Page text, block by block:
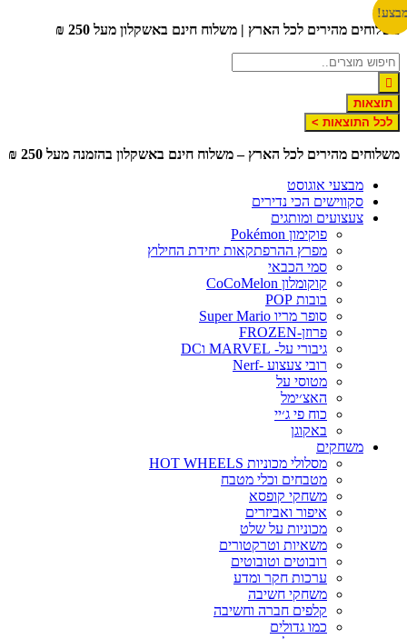
מהירים לכל הארץ | משלוח חינם באשקלון מעל 250 ₪
תוצאות
לכל התוצאות >
מהירים לכל הארץ – משלוח חינם באשקלון בהזמנה מעל 250 ₪
מבצעי אוגוסט
סקווישים הכי נדירים
צעצועים ומותגים
פוקימון Pokémon
מפרץ ההרפתקאות יחידת החילוץ
סמי הכבאי
קוקומלון CoCoMelon
בובות POP
סופר מריו Super Mario
פרוזן-FROZEN
גיבורי על- MARVEL וDC
רובי צעצוע -Nerf
מטוסי על
האצ׳ימל
כוח פי ג׳יי
באקוגן
משחקים
מסלולי מכוניות HOT WHEELS
מטבחים וכלי מטבח
משחקי קופסא
איפור ואביזרים
מכוניות על שלט
משאיות וטרקטורים
רובוטים וטובוטים
ערכות חקר ומדע
משחקי חשיבה
קלפים חברה וחשיבה
כמו גדולים